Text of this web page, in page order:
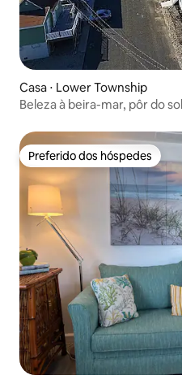
Casa ⋅ Lower Township
Beleza à beira-mar, pôr do
Preferido dos hóspedes
Preferido dos hóspedes